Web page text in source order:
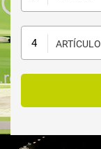
ARTÍCULO